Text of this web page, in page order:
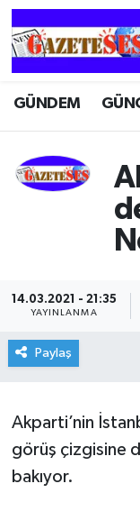
GÜNDEM
14.03.2021 - 21:35
YAYINLANMA
Paylaş
Akparti’nin
görüş çizgisine
bakıyor.